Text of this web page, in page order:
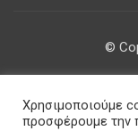
©
Χρησιμοποιούμε
προσφέρουμε την